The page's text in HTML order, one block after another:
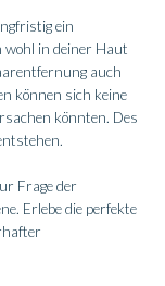
ein
in deiner Haut
auch
können sich keine
könnten. Des
Frage der
Erlebe die perfekte